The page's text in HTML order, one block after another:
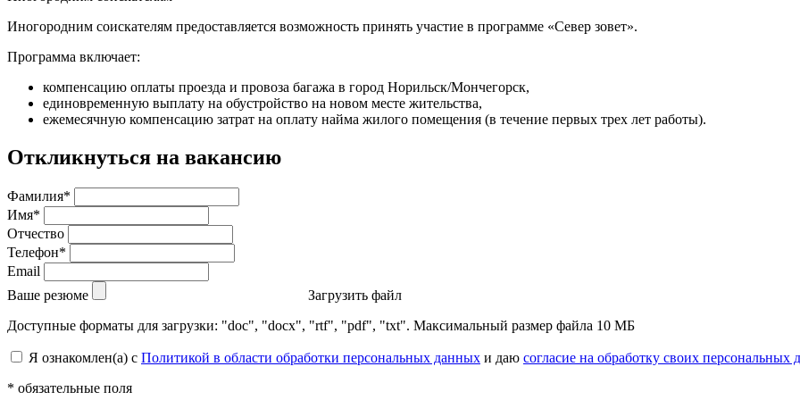
Иногородним соискателям предоставляется возможность принять участие в программе «Север зовет».
Программа включает:
компенсацию оплаты проезда и провоза багажа в город Норильск/Мончегорск,
единовременную выплату на обустройство на новом месте жительства,
ежемесячную компенсацию затрат на оплату найма жилого помещения (в течение первых трех лет работы).
Откликнуться на вакансию
Фамилия*
Имя*
Отчество
Телефон*
Email
Ваше резюме
Загрузить файл
Доступные форматы для загрузки: "doc", "docx", "rtf", "pdf", "txt". Максимальный размер файла 10 МБ
Я ознакомлен(а) с Политикой в области обработки персональных данных и даю согласие на обработку своих персональных
* обязательные поля